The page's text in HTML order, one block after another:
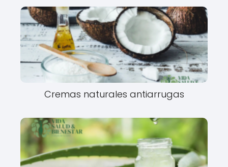
Cremas naturales antiarrugas